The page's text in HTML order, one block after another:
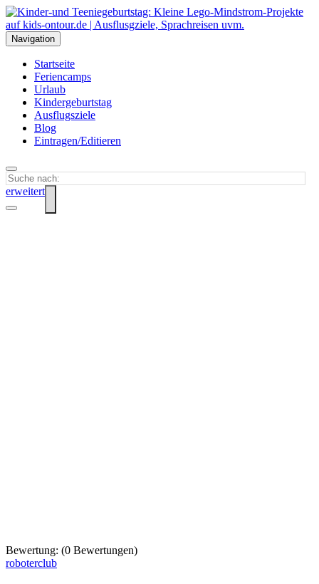
Navigation
Startseite
Feriencamps
Urlaub
Kindergeburtstag
Ausflugsziele
Blog
Eintragen/Editieren
erweitert
Bewertung: (0 Bewertungen)
roboterclub